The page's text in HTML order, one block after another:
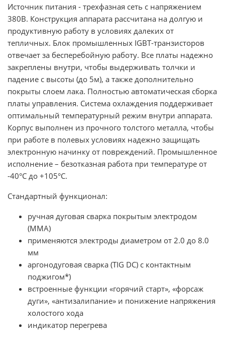
Источник питания - трехфазная сеть с напряжением
380В. Конструкция аппарата рассчитана на долгую и
продуктивную работу в условиях далеких от
тепличных. Блок промышленных IGBT-транзисторов
отвечает за бесперебойную работу. Все платы надежно
закреплены внутри, чтобы выдерживать толчки и
падение с высоты (до 5м), а также дополнительно
покрыты слоем лака. Полностью автоматическая сборка
платы управления. Система охлаждения поддерживает
оптимальный температурный режим внутри аппарата.
Корпус выполнен из прочного толстого металла, чтобы
при работе в полевых условиях надежно защищать
электронную начинку от повреждений. Промышленное
исполнение – безотказная работа при температуре от
-40°C до +105°C.
Стандартный функционал:
ручная дуговая сварка покрытым электродом
(MMA)
применяются электроды диаметром от 2.0 до 8.0
мм
аргонодуговая сварка (TIG DC) с контактным
поджигом*)
встроенные функции «горячий старт», «форсаж
дуги», «антизалипание» и понижение напряжения
холостого хода
индикатор перегрева